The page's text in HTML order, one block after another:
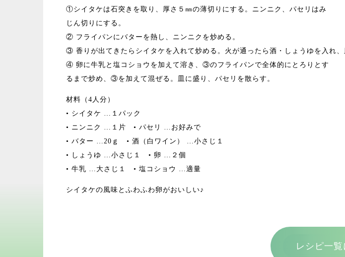
①シイタケは石突きを取り、厚さ５㎜の薄切りにする。ニンニク、パセリはみ
じん切りにする。
② フライパンにバターを熱し、ニンニクを炒める。
③ 香りが出てきたらシイタケを入れて炒める。火が通ったら酒・しょうゆを入れ
④ 卵に牛乳と塩コショウを加えて溶き、③のフライパンで全体的にとろりとす
るまで炒め、③を加えて混ぜる。皿に盛り、パセリを散らす。
材料（4人分）
• シイタケ …１パック
• ニンニク …１片 • パセリ …お好みで
• バター …20ｇ • 酒（白ワイン） …小さじ１
• しょうゆ …小さじ１ • 卵 …２個
• 牛乳 …大さじ１ • 塩コショウ …適量
シイタケの風味とふわふわ卵がおいしい♪
レシピ一覧